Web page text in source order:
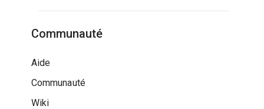
Communauté
Aide
Communauté
Wiki